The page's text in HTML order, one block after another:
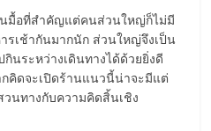
นมื้อที่สำคัญแต่คนส่วนใหญ่ก็ไม่มี
รเช้ากันมากนัก ส่วนใหญ่จึงเป็น
นระหว่างเดินทางได้ด้วยยิ่งดี
คิดจะเปิดร้านแนวนี้น่าจะมีแต่
วนทางกับความคิดสิ้นเชิง